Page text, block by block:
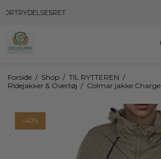
Forside / Shop / TIL RYTTEREN /
Ridejakker & Overtøj / Colmar jakke Charge
-40%